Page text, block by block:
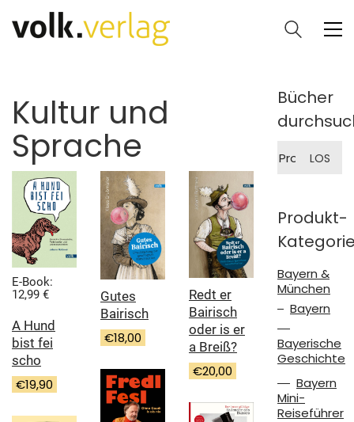
Kultur und
Sprache
E-Book:
12,99 €
A Hund
bist fei
scho
€19,90
Gutes
Bairisch
€18,00
Redt er
Bairisch
oder is er
a Breiß?
€20,00
Bücher
nach:
LOS
Produkt-
Bayern &
München
Bayern
Bayerische
Geschichte
Bayern
Mini-
Reiseführer